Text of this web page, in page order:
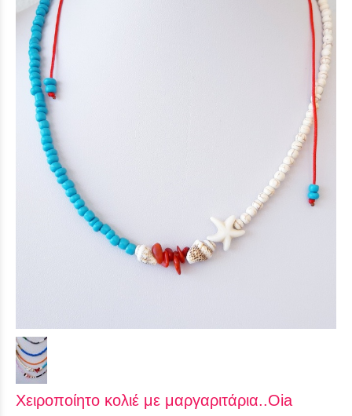
Χειροποίητο κολιέ με μαργαριτάρια..Oia